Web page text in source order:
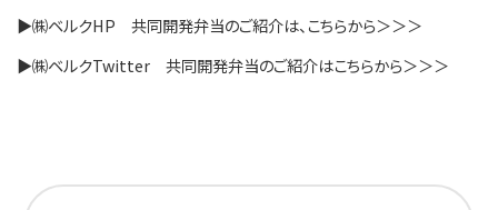
▶㈱ベルクHP 共同開発弁当のご紹介は、こちらから＞＞＞
▶㈱ベルクTwitter 共同開発弁当のご紹介はこちらから＞＞＞